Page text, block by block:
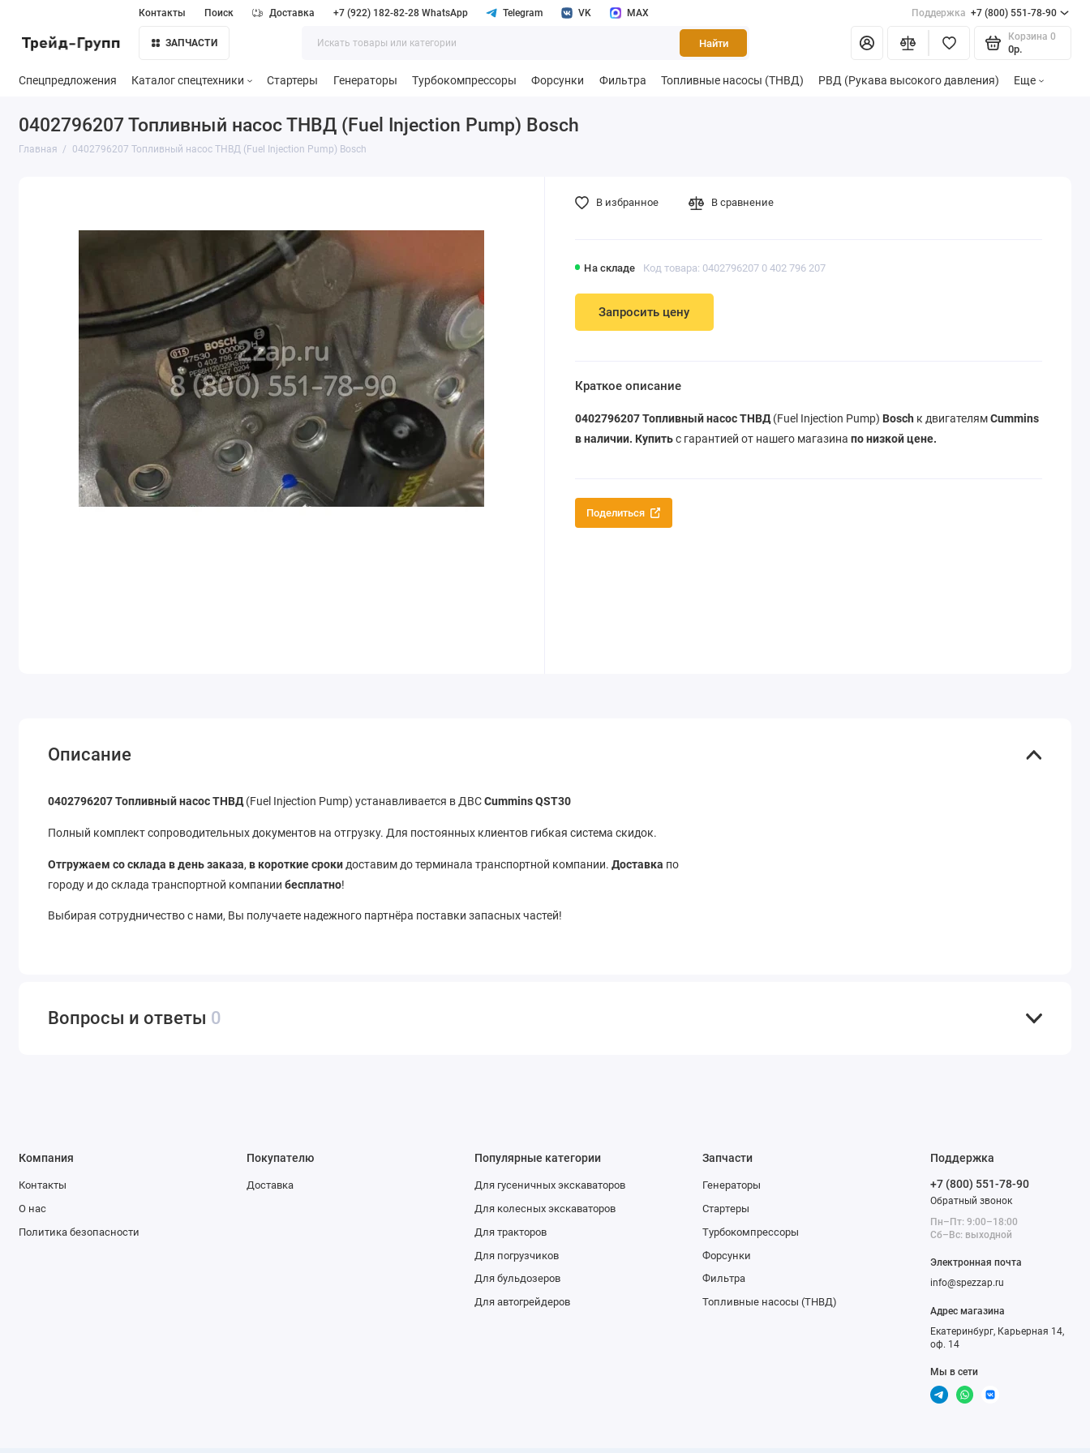
Контакты Поиск Доставка +7 (922) 182-82-28 WhatsApp Telegram VK MAX Поддержка +7 (800) 551-78-90
ЗАПЧАСТИ Найти
Корзина 0
0р.
Спецпредложения Каталог спецтехники Стартеры Генераторы Турбокомпрессоры Форсунки Фильтра Топливные насосы (ТНВД) РВД (Рукава высокого давления) Еще
0402796207 Топливный насос ТНВД (Fuel Injection Pump) Bosch
Главная 0402796207 Топливный насос ТНВД (Fuel Injection Pump) Bosch
На складе Код товара: 0402796207 0 402 796 207
Запросить цену
В избранное В сравнение
Краткое описание
0402796207 Топливный насос ТНВД(Fuel Injection Pump) Bosch к двигателямCummins
в наличии. Купитьс гарантией от нашего магазина по низкой цене.
Поделиться
Описание
0402796207 Топливный насос ТНВД(Fuel Injection Pump) устанавливается в ДВСCummins QST30
Полный комплект сопроводительных документов на отгрузку. Для постоянных клиентов гибкая система скидок.
Отгружаем со склада в день заказа, в короткие сроки доставим до терминала транспортной компании.Доставка по
городу и до склада транспортной компаниибесплатно!
Выбирая сотрудничество с нами, Вы получаете надежного партнёра поставки запасных частей!
Вопросы и ответы 0
Компания
Контакты
О нас
Политика безопасности
Покупателю
Доставка
Популярные категории
Для гусеничных экскаваторов
Для колесных экскаваторов
Для тракторов
Для погрузчиков
Для бульдозеров
Для автогрейдеров
Запчасти
Генераторы
Стартеры
Турбокомпрессоры
Форсунки
Фильтра
Топливные насосы (ТНВД)
Поддержка
+7 (800) 551-78-90
Обратный звонок
Пн–Пт: 9:00–18:00
Сб–Вс: выходной
Электронная почта
info@spezzap.ru
Адрес магазина
Екатеринбург, Карьерная 14,
оф. 14
Мы в сети